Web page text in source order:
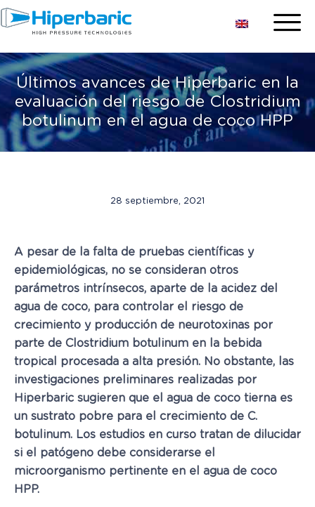
Últimos avances de Hiperbaric en la
evaluación del riesgo de Clostridium
botulinum en el agua de coco HPP
28 septiembre, 2021
A pesar de la falta de pruebas científicas y
epidemiológicas, no se consideran otros
parámetros intrínsecos, aparte de la acidez del
agua de coco, para controlar el riesgo de
crecimiento y producción de neurotoxinas por
parte de Clostridium botulinum en la bebida
tropical procesada a alta presión. No obstante, las
investigaciones preliminares realizadas por
Hiperbaric sugieren que el agua de coco tierna es
un sustrato pobre para el crecimiento de C.
botulinum. Los estudios en curso tratan de dilucidar
si el patógeno debe considerarse el
microorganismo pertinente en el agua de coco
HPP.